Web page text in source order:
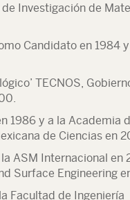
Investigación de
Candidato en 1984
TECNOS,
1986 y a la Academia
de Ciencias en
ASM Internacional en
Surface Engineering
Facultad de Ingeniería